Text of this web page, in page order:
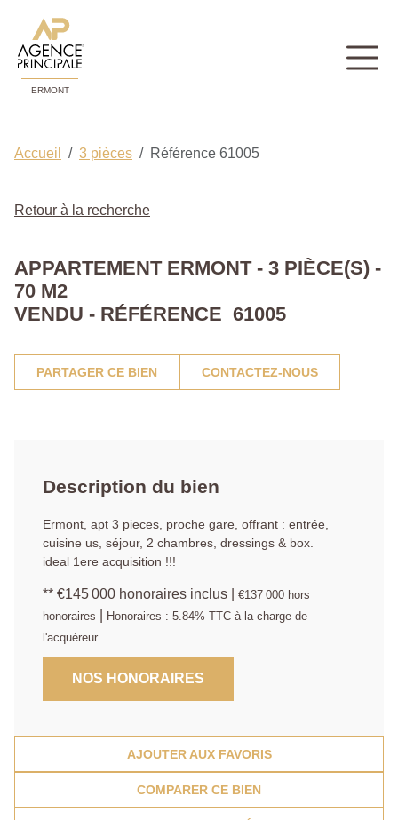
ERMONT
Accueil 3 pièces Référence 61005
Retour à la recherche
APPARTEMENT ERMONT - 3 PIÈCE(S) -
70 M2
VENDU - RÉFÉRENCE 61005
PARTAGER CE BIEN CONTACTEZ-NOUS
Description du bien
Ermont, apt 3 pieces, proche gare, offrant : entrée,
cuisine us, séjour, 2 chambres, dressings & box.
ideal 1ere acquisition !!!
** €145 000 honoraires inclus €137 000 hors
honoraires
Honoraires : 5.84% TTC à la charge de
l'acquéreur
NOS HONORAIRES
AJOUTER AUX FAVORIS
COMPARER CE BIEN